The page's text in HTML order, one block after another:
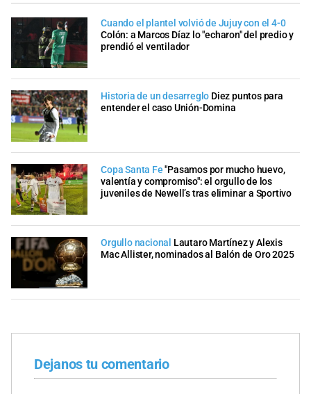
Cuando el plantel volvió de Jujuy con el 4-0
Colón: a Marcos Díaz lo "echaron" del predio y
prendió el ventilador
Historia de un desarreglo Diez puntos para
entender el caso Unión-Domina
Copa Santa Fe "Pasamos por mucho huevo,
valentía y compromiso": el orgullo de los
juveniles de Newell’s tras eliminar a Sportivo
Orgullo nacional Lautaro Martínez y Alexis
Mac Allister, nominados al Balón de Oro 2025
Dejanos tu comentario